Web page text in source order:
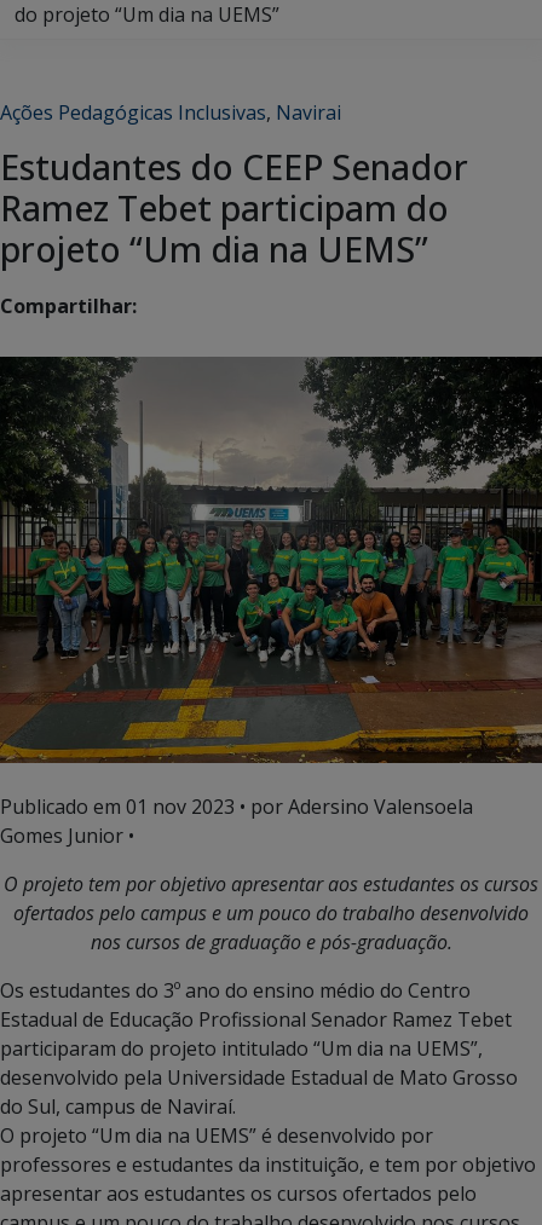
do projeto “Um dia na UEMS”
Ações Pedagógicas Inclusivas, Navirai
Estudantes do CEEP Senador
Ramez Tebet participam do
projeto “Um dia na UEMS”
Compartilhar:
Publicado em 01 nov 2023 • por Adersino Valensoela
Gomes Junior •
O projeto tem por objetivo apresentar aos estudantes os cursos
ofertados pelo campus e um pouco do trabalho desenvolvido
nos cursos de graduação e pós-graduação.
Os estudantes do 3º ano do ensino médio do Centro
Estadual de Educação Profissional Senador Ramez Tebet
participaram do projeto intitulado “Um dia na UEMS”,
desenvolvido pela Universidade Estadual de Mato Grosso
do Sul, campus de Naviraí.
O projeto “Um dia na UEMS” é desenvolvido por
professores e estudantes da instituição, e tem por objetivo
apresentar aos estudantes os cursos ofertados pelo